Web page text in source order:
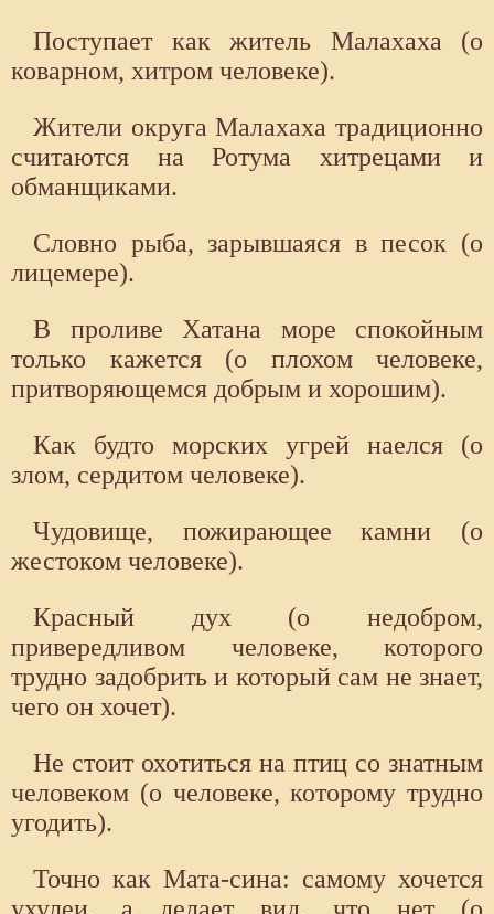
Поступает как житель Малахаха (о
коварном, хитром человеке).
Жители округа Малахаха традиционно
считаются на Ротума хитрецами и
обманщиками.
Словно рыба, зарывшаяся в песок (о
лицемере).
В проливе Хатана море спокойным
только кажется (о плохом человеке,
притворяющемся добрым и хорошим).
Как будто морских угрей наелся (о
злом, сердитом человеке).
Чудовище, пожирающее камни (о
жестоком человеке).
Красный дух (о недобром,
привередливом человеке, которого
трудно задобрить и который сам не знает,
чего он хочет).
Не стоит охотиться на птиц со знатным
человеком (о человеке, которому трудно
угодить).
Точно как Мата-сина: самому хочется